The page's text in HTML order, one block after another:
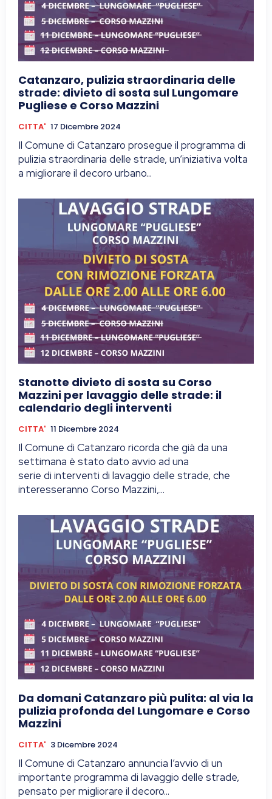
Catanzaro, pulizia straordinaria delle
strade: divieto di sosta sul Lungomare
Pugliese e Corso Mazzini
CITTA' 17 Dicembre 2024
Il Comune di Catanzaro prosegue il programma di
pulizia straordinaria delle strade, un’iniziativa volta
a migliorare il decoro urbano...
Stanotte divieto di sosta su Corso
Mazzini per lavaggio delle strade: il
calendario degli interventi
CITTA' 11 Dicembre 2024
Il Comune di Catanzaro ricorda che già da una
settimana è stato dato avvio ad una
serie di interventi di lavaggio delle strade, che
interesseranno Corso Mazzini,...
Da domani Catanzaro più pulita: al via la
pulizia profonda del Lungomare e Corso
Mazzini
CITTA' 3 Dicembre 2024
Il Comune di Catanzaro annuncia l’avvio di un
importante programma di lavaggio delle strade,
pensato per migliorare il decoro...